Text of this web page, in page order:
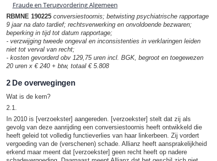
Fraude en Terugvordering Algemeen
RBMNE 190225 conversiestoornis; betwisting psychiatrische rapportage
9 jaar na dato tardief; rechtsverwerking en onvoldoende bezwaren;
beperking in tijd tot datum rapportage;
- verzwijging tweede ongeval en inconsistenties in verklaringen leiden
niet tot verval van recht;
- kosten gevorderd obv 129,75 uren incl. BGK, begroot en toegewezen
20 uren x € 240 + btw, totaal € 5.808
2 De overwegingen
Wat is de kern?
2.1.
In 2010 is [verzoekster] aangereden. [verzoekster] stelt dat zij als
gevolg van deze aanrijding een conversiestoornis heeft ontwikkeld die
heeft geleid tot volledig functieverlies van haar linkerbeen. Zij vordert
vergoeding van de (verschenen) schade. Allianz heeft aansprakelijkheid
erkend maar meent dat [verzoekster] geen recht heeft op nadere